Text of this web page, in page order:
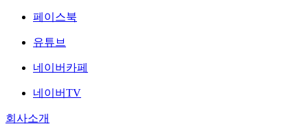
페이스북
유튜브
네이버카페
네이버TV
회사소개